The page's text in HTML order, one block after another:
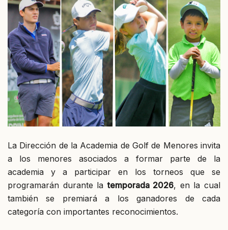
La Dirección de la Academia de Golf de Menores invita
a los menores asociados a formar parte de la
academia y a participar en los torneos que se
programarán durante latemporada 2026, en la cual
también se premiará a los ganadores de cada
categoría con importantes reconocimientos.